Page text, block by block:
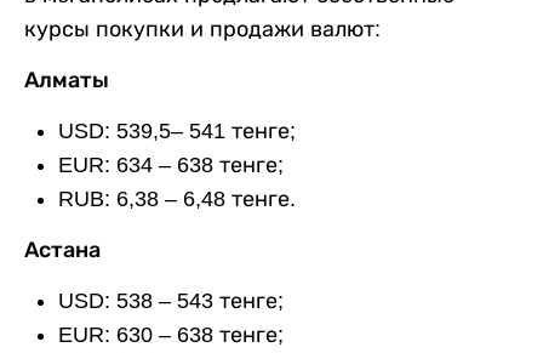
курсы покупки и продажи валют:
Алматы
USD: 539,5– 541 тенге;
EUR: 634 – 638 тенге;
RUB: 6,38 – 6,48 тенге.
Астана
USD: 538 – 543 тенге;
EUR: 630 – 638 тенге;